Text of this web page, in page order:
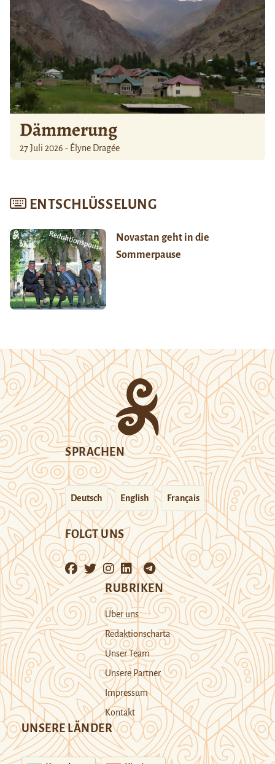
Dämmerung
27 Juli 2026 - Élyne Dragée
ENTSCHLÜSSELUNG
Novastan geht in die
Sommerpause
SPRACHEN
Deutsch English Français
FOLGT UNS
RUBRIKEN
Über uns
Redaktionscharta
Unser Team
Unsere Partner
Impressum
Kontakt
UNSERE LÄNDER